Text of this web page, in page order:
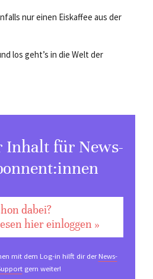
nur einen Eiskaffee aus der
los geht’s in die Welt der
Inhalt für News-
dabei?
hier einloggen »
mit dem Log-in hilft dir derNews-
gern weiter!